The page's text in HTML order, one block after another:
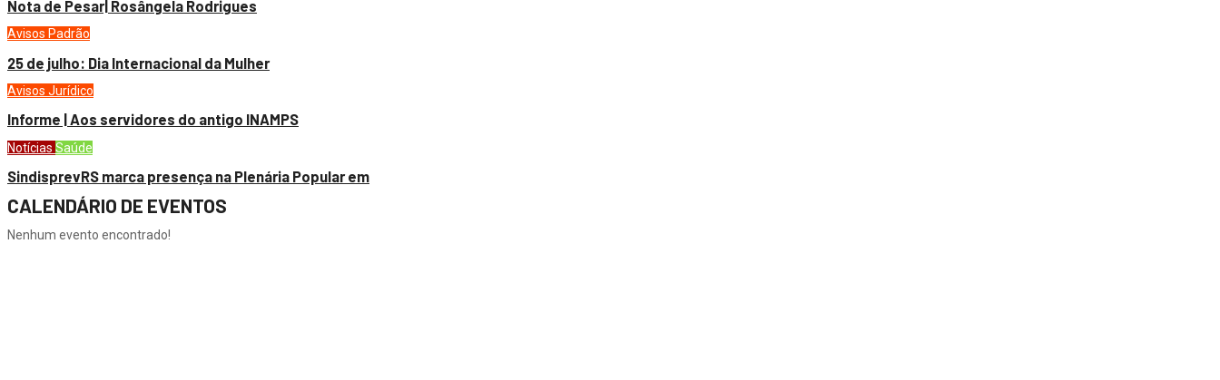
Nota de Pesar| Rosângela Rodrigues
Avisos Padrão
25 de julho: Dia Internacional da Mulher
Avisos Jurídico
Informe | Aos servidores do antigo INAMPS
Notícias Saúde
SindisprevRS marca presença na Plenária Popular em
CALENDÁRIO DE EVENTOS
Nenhum evento encontrado!